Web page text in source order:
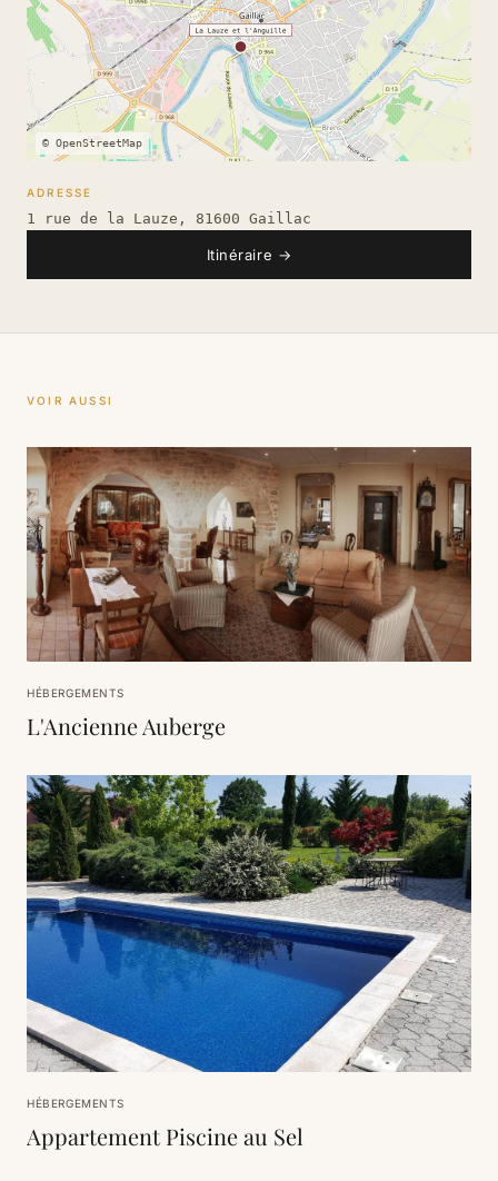
© OpenStreetMap
ADRESSE
1 rue de la Lauze, 81600 Gaillac
Itinéraire →
VOIR AUSSI
HÉBERGEMENTS
L'Ancienne Auberge
HÉBERGEMENTS
Appartement Piscine au Sel